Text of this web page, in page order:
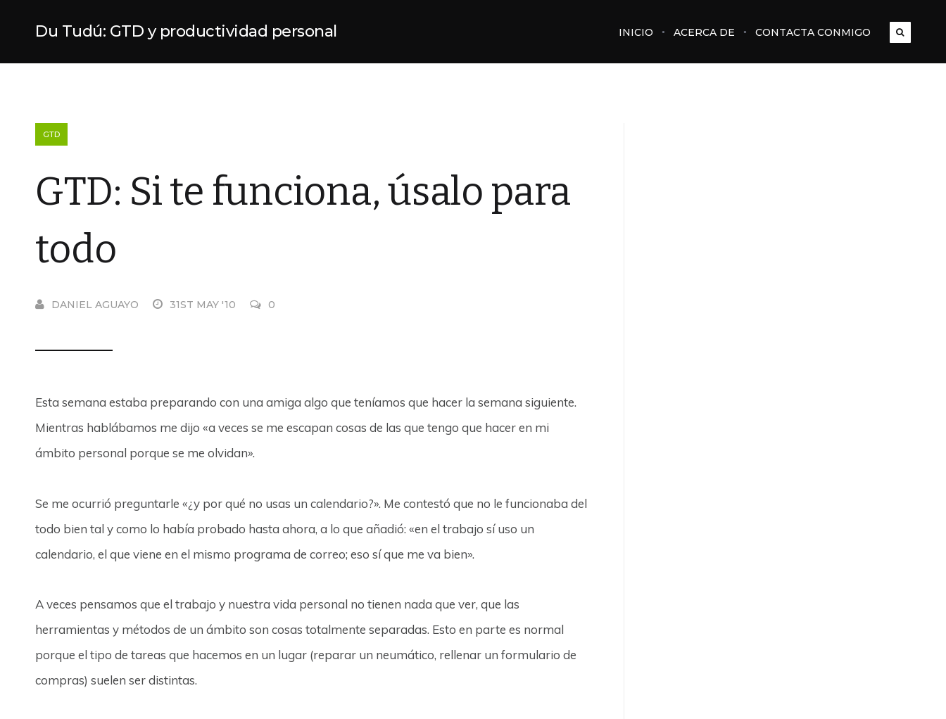
Du Tudú: GTD y productividad personal INICIO ACERCA DE CONTACTA CONMIGO
GTD
GTD: Si te funciona, úsalo para
todo
DANIEL AGUAYO 31ST MAY '10 0
Esta semana estaba preparando con una amiga algo que teníamos que hacer la semana siguiente.
Mientras hablábamos me dijo «a veces se me escapan cosas de las que tengo que hacer en mi
ámbito personal porque se me olvidan».
Se me ocurrió preguntarle «¿y por qué no usas un calendario?». Me contestó que no le funcionaba del
todo bien tal y como lo había probado hasta ahora, a lo que añadió: «en el trabajo sí uso un
calendario, el que viene en el mismo programa de correo; eso sí que me va bien».
A veces pensamos que el trabajo y nuestra vida personal no tienen nada que ver, que las
herramientas y métodos de un ámbito son cosas totalmente separadas. Esto en parte es normal
porque el tipo de tareas que hacemos en un lugar (reparar un neumático, rellenar un formulario de
compras) suelen ser distintas.